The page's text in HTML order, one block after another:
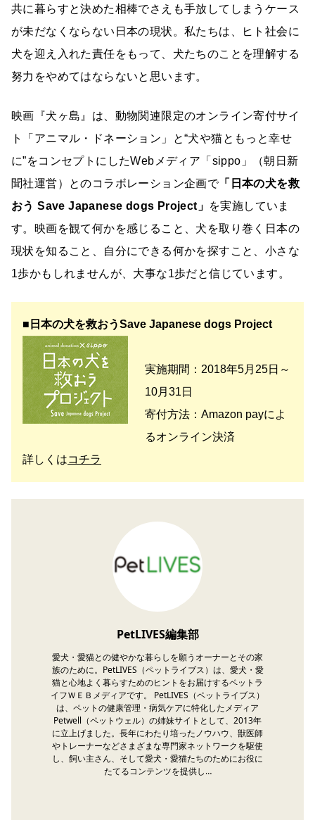
共に暮らすと決めた相棒でさえも手放してしまうケース
が未だなくならない日本の現状。私たちは、ヒト社会に
犬を迎え入れた責任をもって、犬たちのことを理解する
努力をやめてはならないと思います。
映画『犬ヶ島』は、動物関連限定のオンライン寄付サイ
ト「アニマル・ドネーション」と“犬や猫ともっと幸せ
に”をコンセプトにしたWebメディア「sippo」（朝日新
聞社運営）とのコラボレーション企画で「日本の犬を救
おう Save Japanese dogs Project」 を実施していま
す。映画を観て何かを感じること、犬を取り巻く日本の
現状を知ること、自分にできる何かを探すこと、小さな
1歩かもしれませんが、大事な1歩だと信じています。
■日本の犬を救おうSave Japanese dogs Project
実施期間：2018年5月25日～
10月31日
寄付方法：Amazon payによ
るオンライン決済
詳しくはコチラ
PetLIVES編集部
愛犬・愛猫との健やかな暮らしを願うオーナーとその家
族のために。PetLIVES（ペットライブス）は、愛犬・愛
猫と心地よく暮らすためのヒントをお届けするペットラ
イフＷＥＢメディアです。 PetLIVES（ペットライブス）
は、ペットの健康管理・病気ケアに特化したメディア
Petwell（ペットウェル）の姉妹サイトとして、2013年
に立上げました。長年にわたり培ったノウハウ、獣医師
やトレーナーなどさまざまな専門家ネットワークを駆使
し、飼い主さん、そして愛犬・愛猫たちのためにお役に
たてるコンテンツを提供し…